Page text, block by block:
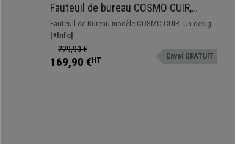
Fauteuil de bureau COSMO CUIR,
Grande qualité, Marron
Fauteuil de Bureau modèle COSMO CUIR. Un design
élégant, moderne et un confort unique.
[+Info]
229,90 €
169,90 €HT Envoi GRATUIT